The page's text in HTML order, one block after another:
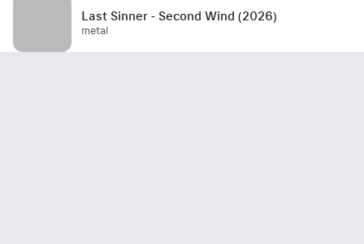
Last Sinner - Second Wind (2026)
metal